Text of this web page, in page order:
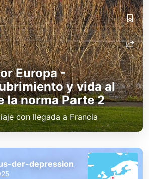
Europa -
y vida al
la norma Parte 2
con llegada a Francia
der-depression